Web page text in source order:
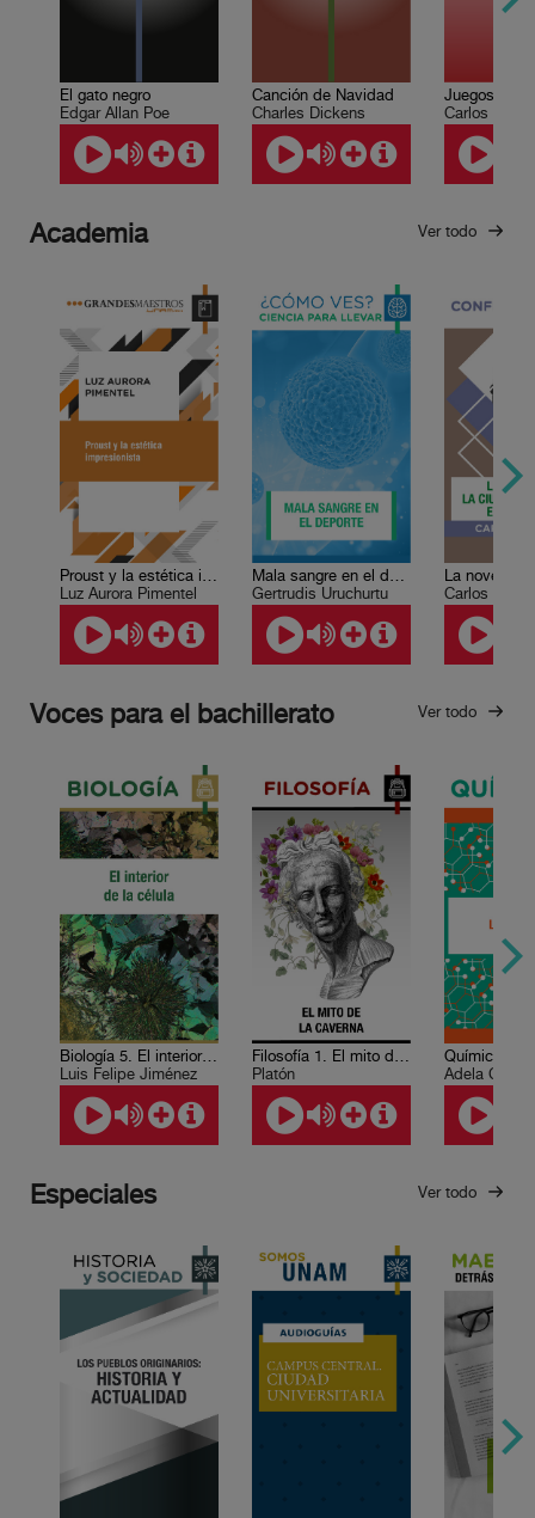
El gato negro
Edgar Allan Poe
Canción de Navidad
Charles Dickens
Juegos
Carlos
Academia Ver todo
Proust y la estética impresionista
Luz Aurora Pimentel
Mala sangre en el deporte
Gertrudis Uruchurtu
Carlos
Voces para el bachillerato Ver todo
Biología 5. El interior de la célula
Luis Felipe Jiménez
Filosofía 1. El mito de la caverna
Platón
Adela
Especiales Ver todo